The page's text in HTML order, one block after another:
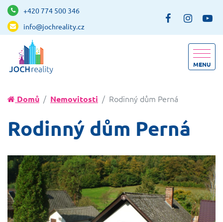
+420 774 500 346
info@jochreality.cz
MENU
Domů Nemovitosti Rodinný dům Perná
Rodinný dům Perná